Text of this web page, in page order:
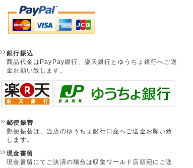
銀行振込
商品代金はPayPay銀行、楽天銀行とゆうちょ銀行へご送
金お願い致します。
郵便振替
郵便振替は、当店のゆうちょ銀行口座へご送金お願い致
します。
現金書留
現金書留にてご決済の場合は収集ワールド店頭宛にご送